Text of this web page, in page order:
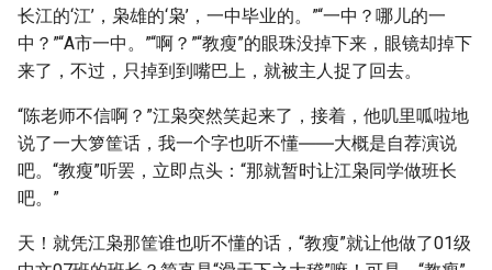
长江的‘江’，枭雄的‘枭’，一中毕业的。”“一中？哪儿的一
中？”“A市一中。”“啊？”“教瘦”的眼珠没掉下来，眼镜却掉下
来了，不过，只掉到到嘴巴上，就被主人捉了回去。
“陈老师不信啊？”江枭突然笑起来了，接着，他叽里呱啦地
说了一大箩筐话，我一个字也听不懂――大概是自荐演说
吧。“教瘦”听罢，立即点头：“那就暂时让江枭同学做班长
吧。”
天！就凭江枭那筐谁也听不懂的话，“教瘦”就让他做了01级